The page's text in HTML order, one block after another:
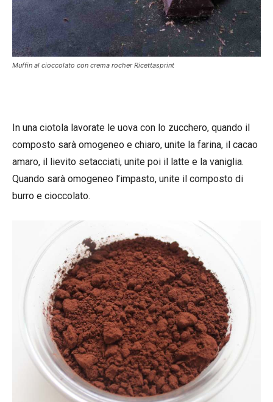
Muffin al cioccolato con crema rocher Ricettasprint
In una ciotola lavorate le uova con lo zucchero, quando il
composto sarà omogeneo e chiaro, unite la farina, il cacao
amaro, il lievito setacciati, unite poi il latte e la vaniglia.
Quando sarà omogeneo l’impasto, unite il composto di
burro e cioccolato.